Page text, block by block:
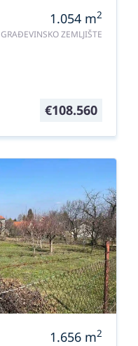
1.054 m2
GRAĐEVINSKO ZEMLJIŠTE
€108.560
1.656 m2